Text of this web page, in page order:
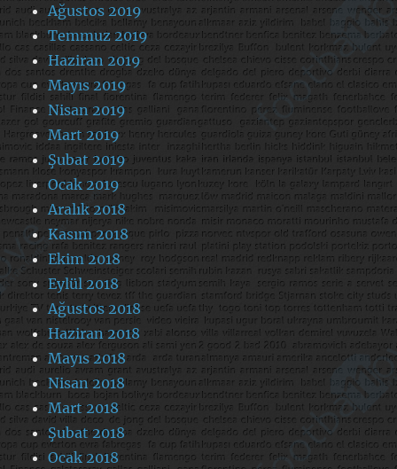
Ağustos 2019
Temmuz 2019
Haziran 2019
Mayıs 2019
Nisan 2019
Mart 2019
Şubat 2019
Ocak 2019
Aralık 2018
Kasım 2018
Ekim 2018
Eylül 2018
Ağustos 2018
Haziran 2018
Mayıs 2018
Nisan 2018
Mart 2018
Şubat 2018
Ocak 2018